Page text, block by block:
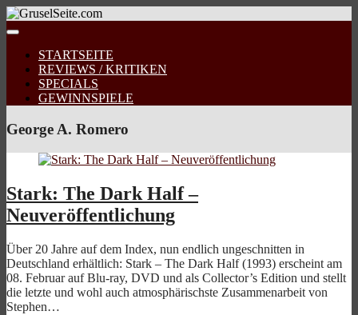
STARTSEITE
REVIEWS / KRITIKEN
SPECIALS
GEWINNSPIELE
George A. Romero
Stark: The Dark Half –
Neuveröffentlichung
Über 20 Jahre auf dem Index, nun endlich ungeschnitten in
Deutschland erhältlich: Stark – The Dark Half (1993) erscheint am
08. Februar auf Blu-ray, DVD und als Collector’s Edition und stellt
die letzte und wohl auch atmosphärischste Zusammenarbeit von
Stephen…